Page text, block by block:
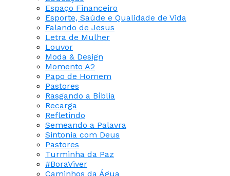
Espaço Financeiro
Esporte, Saúde e Qualidade de Vida
Falando de Jesus
Letra de Mulher
Louvor
Moda & Design
Momento A2
Papo de Homem
Pastores
Rasgando a Bíblia
Recarga
Refletindo
Semeando a Palavra
Sintonia com Deus
Pastores
Turminha da Paz
#BoraViver
Caminhos da Água